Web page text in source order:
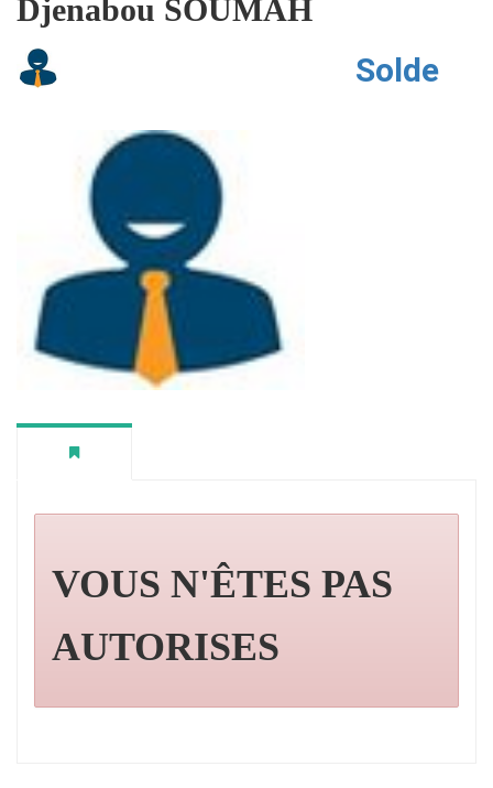
Djenabou SOUMAH
Solde
VOUS N'ÊTES PAS
AUTORISES